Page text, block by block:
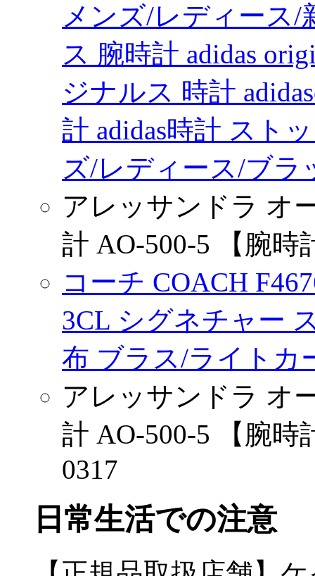
メンズ/レディース/
ス 腕時計 adidas
ジナルス 時計
計 adidas時計 スト
ズ/レディース/ブラ
アレッサンドラ オ
計 AO-500-5 【腕
コーチ COACH
3CL シグネチャー
布 ブラス/ライトカ
アレッサンドラ オ
計 AO-500-5 【腕
0317
日常生活での注意